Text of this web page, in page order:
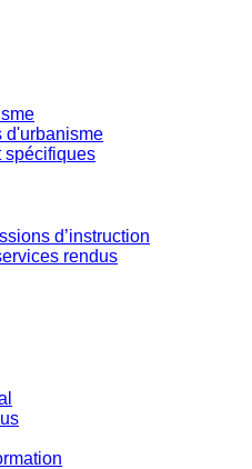
d'urbanisme
spécifiques
d’instruction
rendus